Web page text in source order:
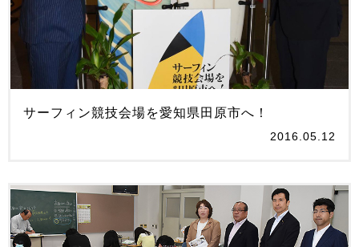
サーフィン競技会場を愛知県田原市へ！
2016.05.12